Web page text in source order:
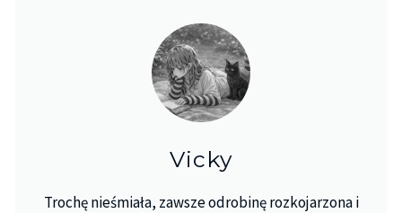
Vicky
Trochę nieśmiała, zawsze odrobinę rozkojarzona i